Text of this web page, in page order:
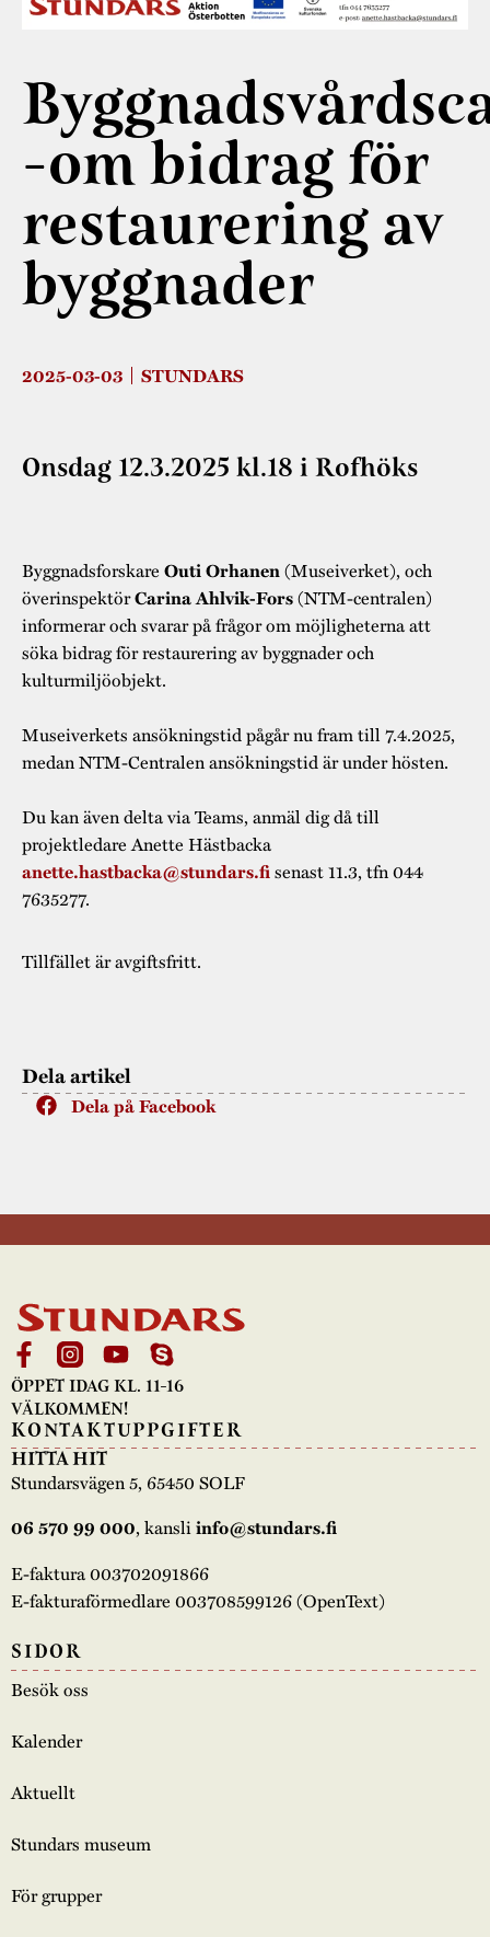
Hållbar utveckling
Kontakta oss
Kalas på
Jarl Hemmer
Rödmyllan
Museipedagogik
Hantverk
Projekt
Stugornas Stundars
Stundarsvänner
Marknader
Årsberättelser
Årets Gunnar
Stundars
Dela artikel
Dela på Facebook
-om bidrag för
restaurering av
byggnader
2025-03-03 STUNDARS
Onsdag 12.3.2025 kl.18 i Rofhöks
Byggnadsforskare Outi Orhanen(Museiverket), och
överinspektörCarina Ahlvik-Fors(NTM-centralen)
informerar och svarar på frågor om möjligheterna att
söka bidrag för restaurering av byggnader och
kulturmiljöobjekt.
Museiverkets ansökningstid pågår nu fram till 7.4.2025,
medan NTM-Centralen ansökningstid är under hösten.
Du kan även delta via Teams, anmäl dig då till
projektledare Anette Hästbacka
anette.hastbacka@stundars.fisenast 11.3, tfn 044
7635277.
Tillfället är avgiftsfritt.
ÖPPET IDAG KL. 11-16
VÄLKOMMEN!
KONTAKTUPPGIFTER
HITTA HIT
Stundarsvägen 5, 65450 SOLF
06 570 99 000, kansliinfo@stundars.fi
E-faktura 003702091866
E-fakturaförmedlare 003708599126 (OpenText)
SIDOR
Besök oss
Kalender
Aktuellt
Stundars museum
För grupper